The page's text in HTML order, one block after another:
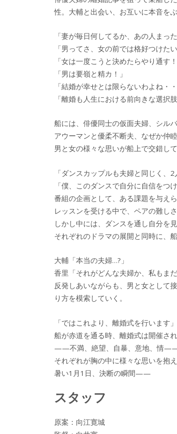
性。大輔と出会い、お互いに本音を
「妻が毎日何してるか、あの人まっ
「男ってさ、女の前では格好つけた
「女は一度こうと決めたらやり通す！
「男は要嶺と精カ！」
「結婚が幸せとは限らないわよね・・
「離婚も人生における前向きな選択
船には、俳優同士の仮面夫婦、シル
アウーマンと優柔不断夫、なぜか仲
男と女の様々な思いが船上で交錯し
「ダンスカップルも夫婦と同じく、
「僕、このダンスで自分に自信をつ
番組の企画として、ある課題を与え
レッスンを受ける中で、ペアの難し
しかし中には、ダンスを通し自分を
それぞれのドラマの展開と同時に、
大輔「本当の夫婦…?」
香里「それがどんな夫婦か、私もま
反発しあいながらも、男と女として
り方を模索していく。
「ではこれより、離婚式を行います」
船が赤道を通る時、離婚式は開催され
——不満、絶望、自暴、意地、情
それぞれが胸の中に様々な思いを抱
暑い1月1日、決断の瞬間——
スタッフ
原案：向江寛城